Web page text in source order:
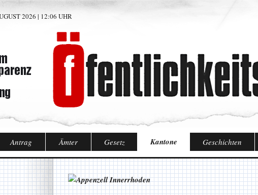
2026 | 12:06 UHR
Antrag Ämter Gesetz Kantone Geschichten